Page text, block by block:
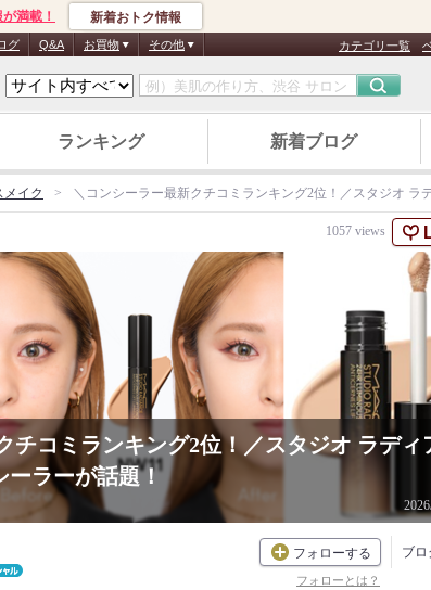
満載！ 新着おトク情報
グ Q&A お買物 その他 カテゴリ一覧
ランキング 新着ブログ
メイク ＼コンシーラー最新クチコミランキング2位！／スタジオ ラ
1057 views
チコミランキング2位！／スタジオ ラディ
ーラーが話題！
フォローする
フォローとは？
ブ